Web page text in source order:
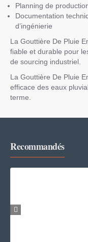
Planning de
Documentation
d’ingénierie
La Gouttière De Pluie
fiable et durable pour
de sourcing industriel.
La Gouttière De Pluie
efficace des eaux
terme.
Recommandés